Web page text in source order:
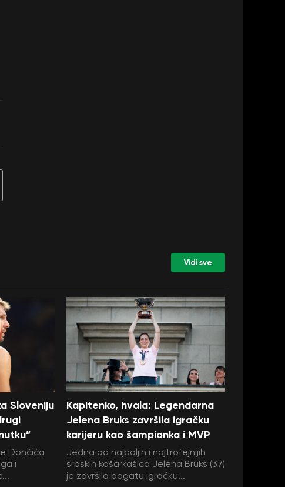
Vidi sve
Sloveniju
Dončića
i
Kapitenko, hvala: Legendarna
Jelena Bruks završila igračku
karijeru kao šampionka i MVP
Jedna od najboljih i najtrofejnijih
srpskih košarkašica Jelena Bruks (37)
je završila bogatu igračku...